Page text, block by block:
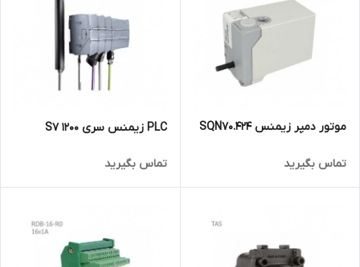
موتور دمپر زیمنس SQN70.424
تماس بگیرید
PLC زیمنس سری S7 1200
تماس بگیرید